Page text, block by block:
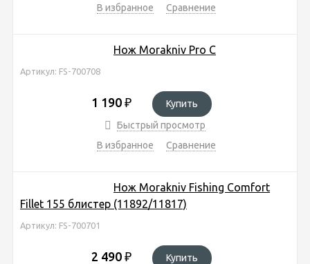
В избранное Сравнение
Нож Morakniv Pro C
Артикул: FS-700708
1 190 ₽
Купить
Быстрый просмотр
В избранное
Сравнение
Нож Morakniv Fishing Comfort
Fillet 155 блистер (11892/11817)
Артикул: FS-700701
2 490 ₽
Купить